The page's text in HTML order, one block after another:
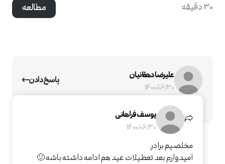
30 دقیقه مطالعه
علیرضا دهقانیان
1400/06/30
پاسخ دادن
عالیه آقا. بنویس و ادامه بده 🙂
یوسف فراهانی
1400/06/30
مخلصیم برادر.
امیدوارم بعد تعطیلات عید هم ادامه داشته باشه 🙂